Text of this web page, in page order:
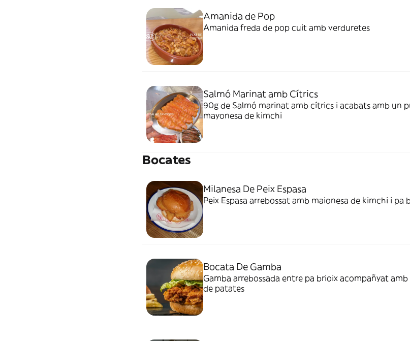
Amanida de Pop
Amanida freda de pop cuit amb verduretes
Salmó Marinat amb Cítrics
90g de Salmó marinat amb cítrics i acabats amb un
mayonesa de kimchi
Bocates
Milanesa De Peix Espasa
Peix Espasa arrebossat amb maionesa de kimchi i pa
Bocata De Gamba
Gamba arrebossada entre pa brioix acompañyat amb
de patates